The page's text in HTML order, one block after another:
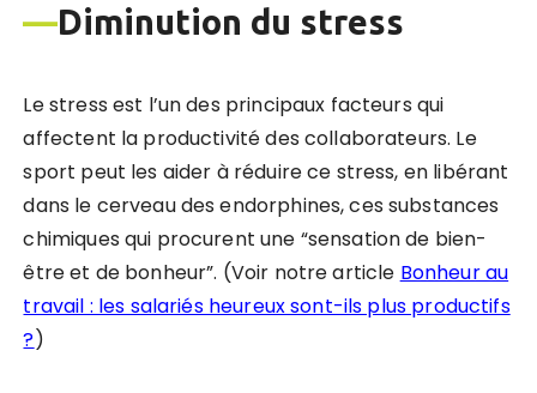
—Diminution du stress
Le stress est l’un des principaux facteurs qui
affectent la productivité des collaborateurs. Le
sport peut les aider à réduire ce stress, en libérant
dans le cerveau des endorphines, ces substances
chimiques qui procurent une “sensation de bien-
être et de bonheur”. (Voir notre article Bonheur au
travail : les salariés heureux sont-ils plus productifs
?)